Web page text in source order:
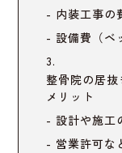
内装工事の
設備費（ベ
整骨院の居
メリット
設計や施工
営業許可な